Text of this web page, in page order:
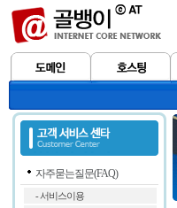
자주묻는질문(FAQ)
- 서비스이용